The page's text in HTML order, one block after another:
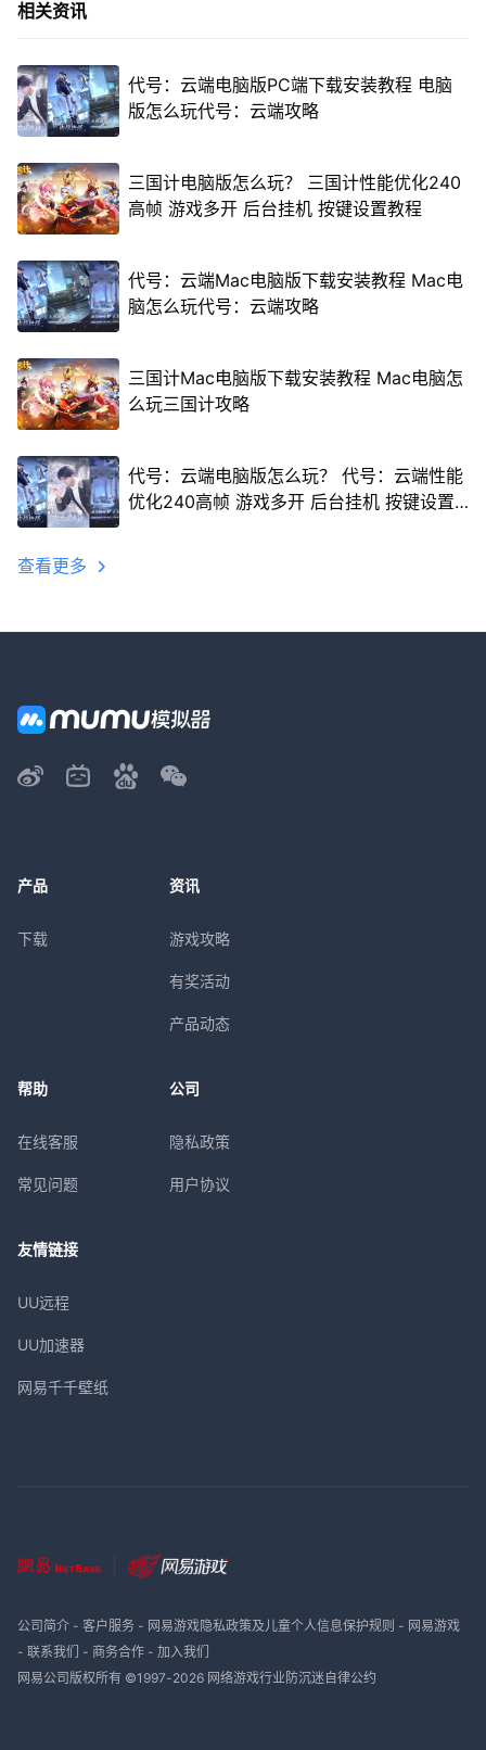
相关资讯
代号：云端电脑版PC端下载安装教程 电脑
版怎么玩代号：云端攻略
三国计电脑版怎么玩？ 三国计性能优化240
高帧 游戏多开 后台挂机 按键设置教程
代号：云端Mac电脑版下载安装教程 Mac电
脑怎么玩代号：云端攻略
三国计Mac电脑版下载安装教程 Mac电脑怎
么玩三国计攻略
代号：云端电脑版怎么玩？ 代号：云端性能
优化240高帧 游戏多开 后台挂机 按键设置
查看更多
产品
下载
资讯
游戏攻略
有奖活动
产品动态
帮助
在线客服
常见问题
公司
隐私政策
用户协议
友情链接
UU远程
UU加速器
网易千千壁纸
公司简介- 客户服务- 网易游戏隐私政策及儿童个人信息保护规则 - 网易游戏
- 联系我们 - 商务合作- 加入我们
网易公司版权所有 ©1997-2026 网络游戏行业防沉迷自律公约